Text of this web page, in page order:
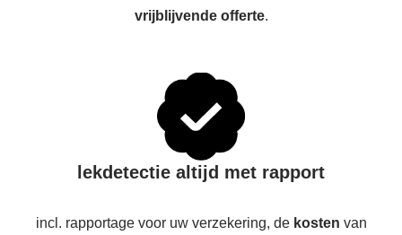
vrijblijvende offerte.
lekdetectie altijd met rapport
incl. rapportage voor uw verzekering, de kosten van